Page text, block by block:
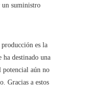
un suministro
es la
ha destinado una
potencial aún no
Gracias a estos